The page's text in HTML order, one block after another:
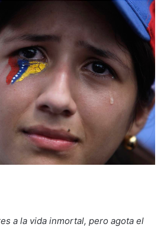
a la vida inmortal, pero agota el